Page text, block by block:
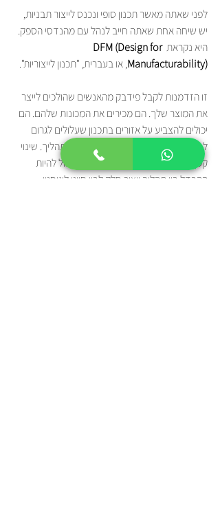
לפני שאתה מאשר תכנון סופי ונכנס לייצור תבניות,
יש שיחה אחת שאתה חייב לנהל עם מהנדסי הספק.
היא נקראת DFM (Design for
Manufacturability), או בעברית, "תכנון לייצוריות".
זו הזדמנות לקבל פידבק מהאנשים שהולכים לייצר
את המוצר שלך. הם מכירים את המכונות שלהם. הם
יכולים להצביע על אזורים בתכנון שעלולים לגרום
לבעיות, להאט את הקצב או לייקר את התהליך. שינוי
קטן ברדיוס של פינה או בחומר הגלם יכול להיות
ההבדל בין תהליך ייצור חלק לבין סיוט לוגיסטי.